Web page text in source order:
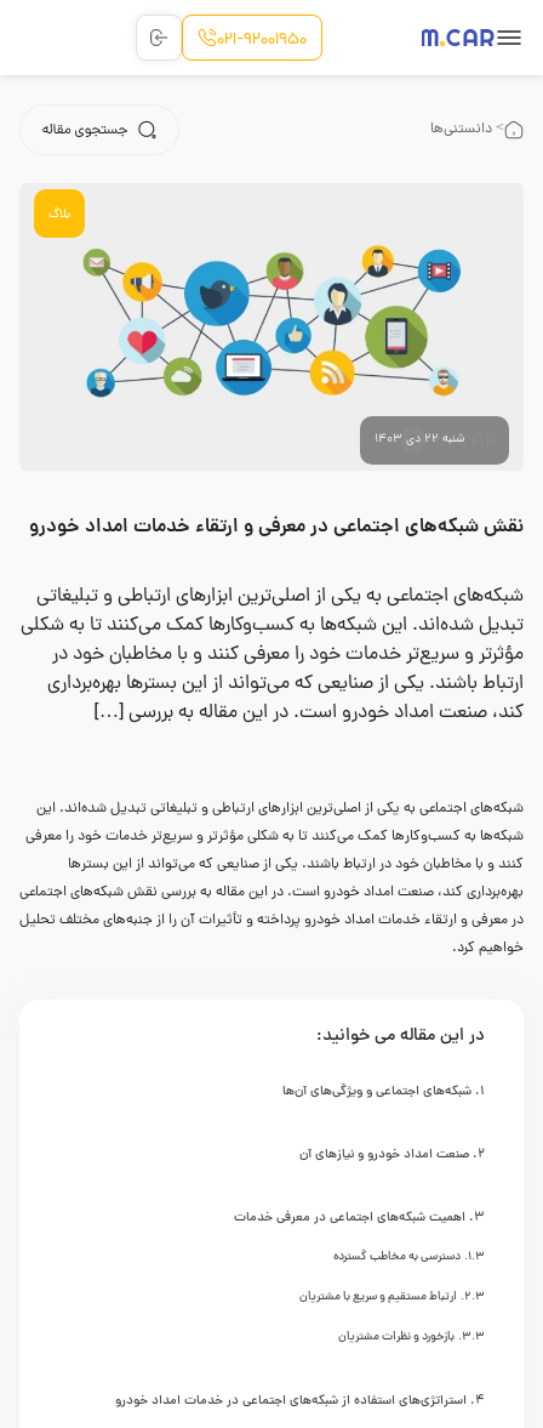
021-92001950
> دانستنی‌ها
بلاگ
شنبه 22 دی 1403
نقش شبکه‌های اجتماعی در معرفی و ارتقاء خدمات امداد خودرو
شبکه‌های اجتماعی به یکی از اصلی‌ترین ابزارهای ارتباطی و تبلیغاتی
تبدیل شده‌اند. این شبکه‌ها به کسب‌وکارها کمک می‌کنند تا به شکلی
مؤثرتر و سریع‌تر خدمات خود را معرفی کنند و با مخاطبان خود در
ارتباط باشند. یکی از صنایعی که می‌تواند از این بسترها بهره‌برداری
کند، صنعت امداد خودرو است. در این مقاله به بررسی […]
شبکه‌های اجتماعی به یکی از اصلی‌ترین ابزارهای ارتباطی و تبلیغاتی تبدیل شده‌اند. این
شبکه‌ها به کسب‌وکارها کمک می‌کنند تا به شکلی مؤثرتر و سریع‌تر خدمات خود را معرفی
کنند و با مخاطبان خود در ارتباط باشند. یکی از صنایعی که می‌تواند از این بسترها
بهره‌برداری کند، صنعت امداد خودرو است. در این مقاله به بررسی نقش شبکه‌های اجتماعی
در معرفی و ارتقاء خدمات امداد خودرو پرداخته و تأثیرات آن را از جنبه‌های مختلف تحلیل
خواهیم کرد.
در این مقاله می خوانید:
شبکه‌های اجتماعی و ویژگی‌های آن‌ها
صنعت امداد خودرو و نیازهای آن
اهمیت شبکه‌های اجتماعی در معرفی خدمات
دسترسی به مخاطب گسترده
ارتباط مستقیم و سریع با مشتریان
بازخورد و نظرات مشتریان
استراتژی‌های استفاده از شبکه‌های اجتماعی در خدمات امداد خودرو